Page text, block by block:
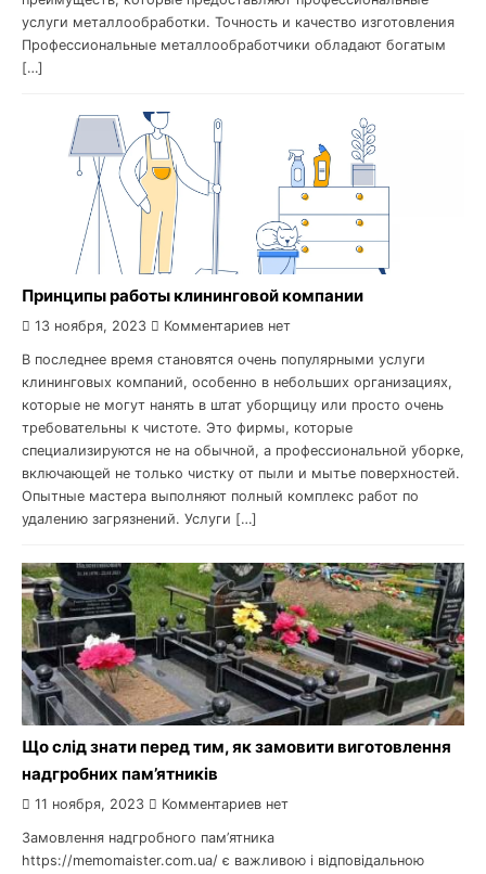
услуги металлообработки. Точность и качество изготовления
Профессиональные металлообработчики обладают богатым
[…]
Принципы работы клининговой компании
13 ноября, 2023 Комментариев нет
В последнее время становятся очень популярными услуги
клининговых компаний, особенно в небольших организациях,
которые не могут нанять в штат уборщицу или просто очень
требовательны к чистоте. Это фирмы, которые
специализируются не на обычной, а профессиональной уборке,
включающей не только чистку от пыли и мытье поверхностей.
Опытные мастера выполняют полный комплекс работ по
удалению загрязнений. Услуги […]
Що слід знати перед тим, як замовити виготовлення
надгробних пам’ятників
11 ноября, 2023 Комментариев нет
Замовлення надгробного пам’ятника
https://memomaister.com.ua/ є важливою і відповідальною